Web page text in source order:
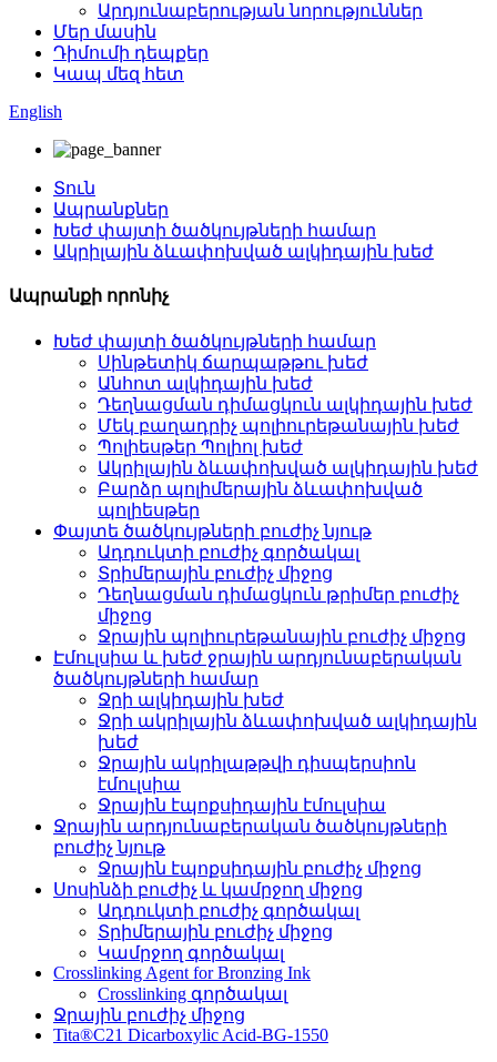
Արդյունաբերության նորություններ
Մեր մասին
Դիմումի դեպքեր
Կապ մեզ հետ
English
Տուն
Ապրանքներ
Խեժ փայտի ծածկույթների համար
Ակրիլային ձևափոխված ալկիդային խեժ
Ապրանքի որոնիչ
Խեժ փայտի ծածկույթների համար
Սինթետիկ ճարպաթթու խեժ
Անհոտ ալկիդային խեժ
Դեղնացման դիմացկուն ալկիդային խեժ
Մեկ բաղադրիչ պոլիուրեթանային խեժ
Պոլիեսթեր Պոլիոլ խեժ
Ակրիլային ձևափոխված ալկիդային խեժ
Բարձր պոլիմերային ձևափոխված
պոլիեսթեր
Փայտե ծածկույթների բուժիչ նյութ
Ադդուկտի բուժիչ գործակալ
Տրիմերային բուժիչ միջոց
Դեղնացման դիմացկուն թրիմեր բուժիչ
միջոց
Ջրային պոլիուրեթանային բուժիչ միջոց
Էմուլսիա և խեժ ջրային արդյունաբերական
ծածկույթների համար
Ջրի ալկիդային խեժ
Ջրի ակրիլային ձևափոխված ալկիդային
խեժ
Ջրային ակրիլաթթվի դիսպերսիոն
էմուլսիա
Ջրային էպոքսիդային էմուլսիա
Ջրային արդյունաբերական ծածկույթների
բուժիչ նյութ
Ջրային էպոքսիդային բուժիչ միջոց
Սոսինձի բուժիչ և կամրջող միջոց
Ադդուկտի բուժիչ գործակալ
Տրիմերային բուժիչ միջոց
Կամրջող գործակալ
Crosslinking Agent for Bronzing Ink
Crosslinking գործակալ
Ջրային բուժիչ միջոց
Tita®C21 Dicarboxylic Acid-BG-1550